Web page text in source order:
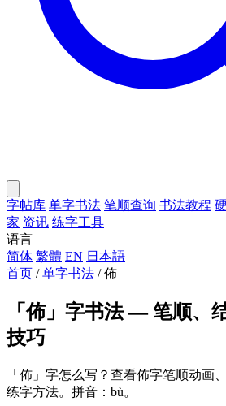
字帖库 单字书法 笔顺查询 书法教程
家 资讯 练字工具
语言
简体 繁體 EN 日本語
首页 / 单字书法 / 佈
「佈」字书法 — 笔顺、
技巧
「佈」字怎么写？查看佈字笔顺动画
练字方法。拼音：bù。